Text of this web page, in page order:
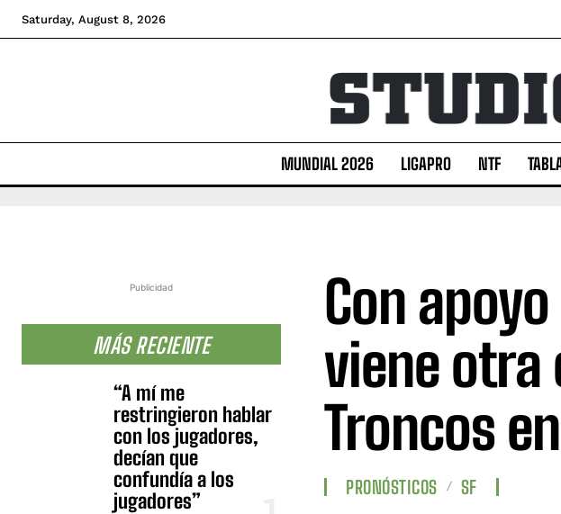
Saturday, August 8, 2026
MUNDIAL 2026 LIGAPRO NTF
Publicidad
MÁS RECIENTE
“A mí me
restringieron hablar
con los jugadores,
decían que
confundía a los
jugadores”
Con
viene otra
Troncos
PRONÓSTICOS SF